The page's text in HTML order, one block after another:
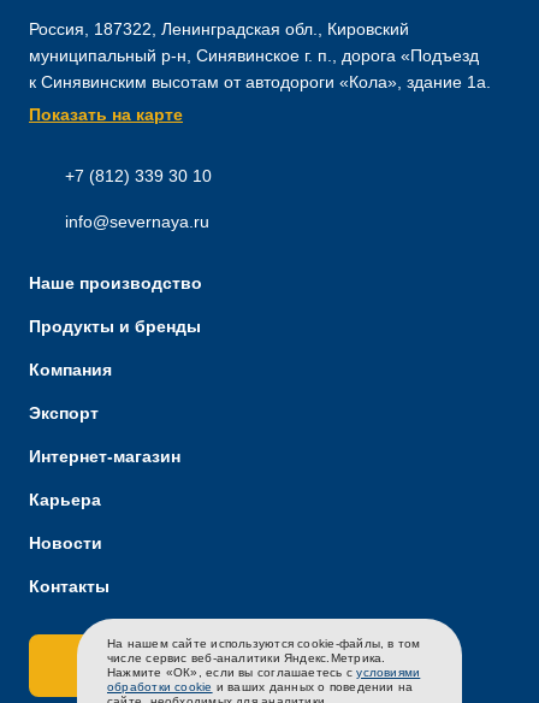
EN CH
Россия, 187322, Ленинградская обл., Кировский
муниципальный р-н, Синявинское г. п., дорога «Подъезд
к Синявинским высотам от автодороги «Кола», здание 1а.
Показать на карте
+7 (812) 339 30 10
info@severnaya.ru
Наше производство
Продукты и бренды
Компания
Экспорт
Интернет-магазин
Карьера
Новости
Контакты
Связаться с нами
На нашем сайте используются cookie-файлы, в том
числе сервис веб-аналитики Яндекс.Метрика.
Нажмите «ОК», если вы соглашаетесь сусловиями
обработки cookie и ваших данных о поведении на